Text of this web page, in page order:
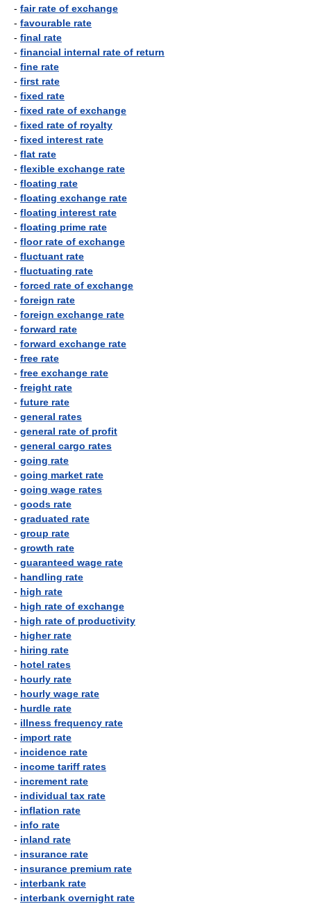
- fair rate of exchange
- favourable rate
- final rate
- financial internal rate of return
- fine rate
- first rate
- fixed rate
- fixed rate of exchange
- fixed rate of royalty
- fixed interest rate
- flat rate
- flexible exchange rate
- floating rate
- floating exchange rate
- floating interest rate
- floating prime rate
- floor rate of exchange
- fluctuant rate
- fluctuating rate
- forced rate of exchange
- foreign rate
- foreign exchange rate
- forward rate
- forward exchange rate
- free rate
- free exchange rate
- freight rate
- future rate
- general rates
- general rate of profit
- general cargo rates
- going rate
- going market rate
- going wage rates
- goods rate
- graduated rate
- group rate
- growth rate
- guaranteed wage rate
- handling rate
- high rate
- high rate of exchange
- high rate of productivity
- higher rate
- hiring rate
- hotel rates
- hourly rate
- hourly wage rate
- hurdle rate
- illness frequency rate
- import rate
- incidence rate
- income tariff rates
- increment rate
- individual tax rate
- inflation rate
- info rate
- inland rate
- insurance rate
- insurance premium rate
- interbank rate
- interbank overnight rate